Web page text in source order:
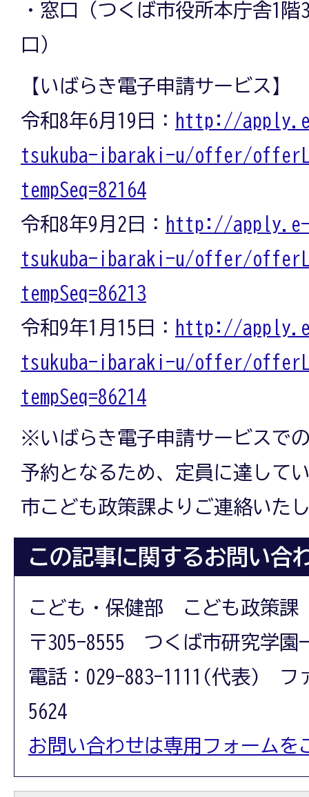
・窓口（つくば市役所本庁舎1
口）
【いばらき電子申請サービス】
令和8年6月19日： http://
tsukuba-ibaraki-u/offer/
tempSeq=82164
令和8年9月2日： http://
tsukuba-ibaraki-u/offer/
tempSeq=86213
令和9年1月15日： http://
tsukuba-ibaraki-u/offer/
tempSeq=86214
※いばらき電子申請サービスで
予約となるため、定員に達して
市こども政策課よりご連絡いた
この記事に関するお問い合
こども・保健部 こども政策課
〒305-8555 つくば市研究学園
電話：029-883-1111(代表) フ
5624
お問い合わせは専用フォームを